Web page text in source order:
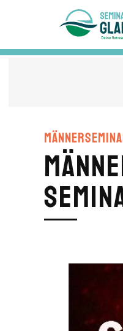
Skip to main